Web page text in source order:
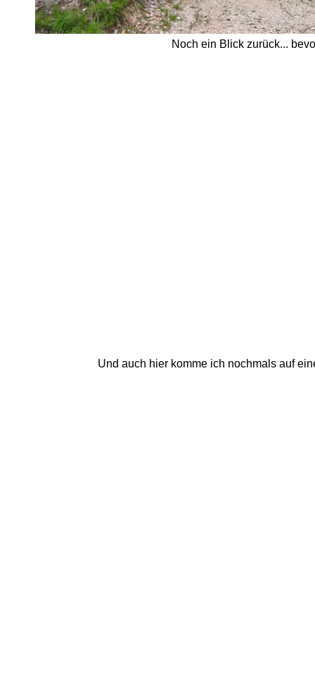
Noch ein Blick zurück...
Und auch hier komme ich nochmals auf